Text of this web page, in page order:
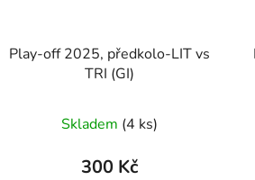
Play-off 2025, předkolo-LIT vs
TRI (GI)
Skladem (4 ks)
300 Kč